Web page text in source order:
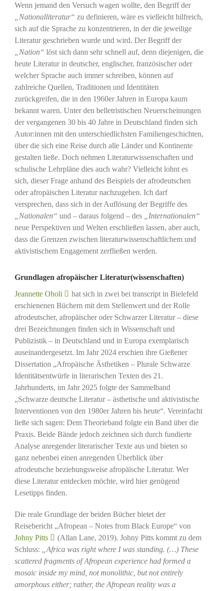
Wenn jemand den Versuch wagen wollte, den Begriff der
„Nationalliteratur“ zu definieren, wäre es vielleicht hilfreich,
sich auf die Sprache zu konzentrieren, in der die jeweilige
Literatur geschrieben wurde und wird. Der Begriff der
„Nation“ löst sich dann sehr schnell auf, denn diejenigen, die
heute Literatur in deutscher, englischer, französischer oder
welcher Sprache auch immer schreiben, können auf
zahlreiche Quellen, Traditionen und Identitäten
zurückgreifen, die in den 1960er Jahren in Europa kaum
bekannt waren. Unter den belletristischen Neuerscheinungen
der vergangenen 30 bis 40 Jahre in Deutschland finden sich
Autor:innen mit den unterschiedlichsten Familiengeschichten,
über die sich eine Reise durch alle Länder und Kontinente
gestalten ließe. Doch nehmen Literaturwissenschaften und
schulische Lehrpläne dies auch wahr? Vielleicht lohnt es
sich, dieser Frage anhand des Beispiels der afrodeutschen
oder afropäischen Literatur nachzugehen. Ich darf
versprechen, dass sich in der Auflösung der Begriffe des
„Nationalen“ und – daraus folgend – des
„Internationalen“
neue Perspektiven und Welten erschließen lassen, aber auch,
dass die Grenzen zwischen literaturwissenschaftlichem und
aktivistischem Engagement zerfließen werden.
Grundlagen afropäischer Literatur(wissenschaften)
Jeannette Oholi
hat sich in zwei bei transcript in Bielefeld
erschienenen Büchern mit dem Stellenwert und der Rolle
afrodeutscher, afropäischer oder Schwarzer Literatur – diese
drei Bezeichnungen finden sich in Wissenschaft und
Publizistik – in Deutschland und in Europa exemplarisch
auseinandergesetzt. Im Jahr 2024 erschien ihre Gießener
Dissertation „Afropäische Ästhetiken – Plurale Schwarze
Identitätsentwürfe in literarischen Texten des 21.
Jahrhunderts, im Jahr 2025 folgte der Sammelband
„Schwarze deutsche Literatur – ästhetische und aktivistische
Interventionen von den 1980er Jahren bis heute“. Vereinfacht
ließe sich sagen: Dem Theorieband folgte ein Band über die
Praxis. Beide Bände jedoch zeichnen sich durch fundierte
Analyse anregender literarischer Texte aus und bieten so
ganz nebenbei einen anregenden Überblick über
afrodeutsche beziehungsweise afropäische Literatur. Wer
diese Literatur entdecken möchte, wird hier genügend
Lesetipps finden.
Die reale Grundlage der beiden Bücher bietet der
Reisebericht „Afropean – Notes from Black Europe“ von
Johny Pitts
(Allan Lane, 2019). Johny Pitts kommt zu dem
Schluss:
„Africa was right where I was standing. (…) These
scattered fragments of Afropean experience had formed a
mosaic inside my mind, not monolithic, but not entirely
amorphous either; rather, the Afropean reality was a